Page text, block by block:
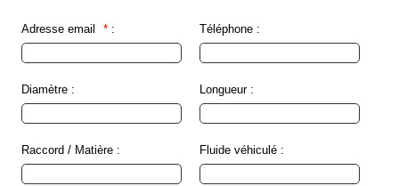
Anfray
Support
Tutoriels
techniques
Adresse email *: Téléphone :
Diamètre : Longueur :
Raccord / Matière : Fluide véhiculé :